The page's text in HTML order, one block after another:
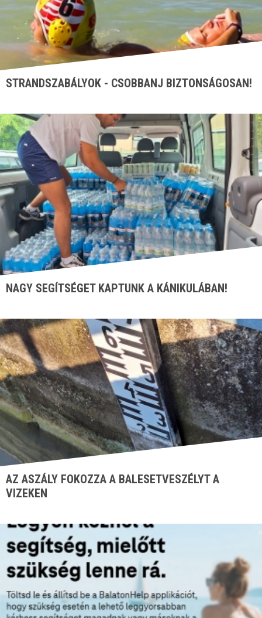
STRANDSZABÁLYOK - CSOBBANJ BIZTONSÁGOSAN!
NAGY SEGÍTSÉGET KAPTUNK A KÁNIKULÁBAN!
AZ ASZÁLY FOKOZZA A BALESETVESZÉLYT A
VIZEKEN